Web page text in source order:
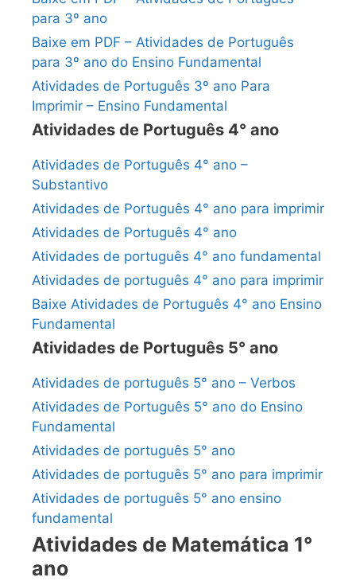
para 3º ano
Baixe em PDF – Atividades de Português
para 3º ano do Ensino Fundamental
Atividades de Português 3º ano Para
Imprimir – Ensino Fundamental
Atividades de Português 4° ano
Atividades de Português 4° ano –
Substantivo
Atividades de Português 4° ano para imprimir
Atividades de Português 4° ano
Atividades de português 4° ano fundamental
Atividades de português 4° ano para imprimir
Baixe Atividades de Português 4° ano Ensino
Fundamental
Atividades de Português 5° ano
Atividades de português 5° ano – Verbos
Atividades de Português 5° ano do Ensino
Fundamental
Atividades de português 5° ano
Atividades de português 5° ano para imprimir
Atividades de português 5° ano ensino
fundamental
Atividades de Matemática 1°
ano